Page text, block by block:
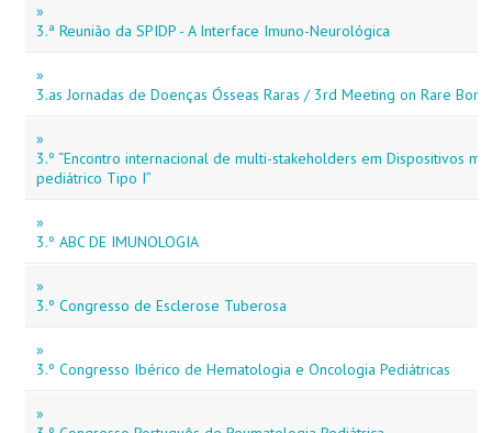
»
3.ª Reunião da SPIDP - A Interface Imuno-Neurológica
»
3.as Jornadas de Doenças Ósseas Raras / 3rd Meeting on Rare
»
3.º “Encontro internacional de multi-stakeholders em Dispositivos
pediátrico Tipo I”
»
3.º ABC DE IMUNOLOGIA
»
3.º Congresso de Esclerose Tuberosa
»
3.º Congresso Ibérico de Hematologia e Oncologia Pediátricas
»